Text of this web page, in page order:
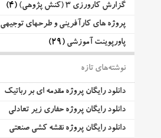
گزارش کارورزی 3 (کنش پژوهی)
(4)
پروژه های کارآفرینی و طرحهای توجیهی
پاورپوینت آموزشی (29)
نوشته‌های تازه
دانلود رایگان پروژه مقدمه ای بر رباتیک
دانلود رایگان پروژه حفاری زیر تعادلی
دانلود رایگان پروژه نقشه کشی صنعتی